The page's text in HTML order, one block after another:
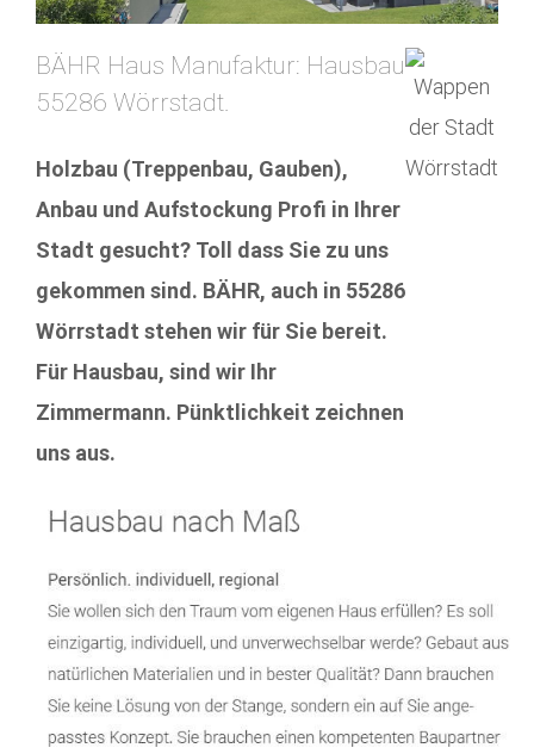
BÄHR Haus Manufaktur: Hausbau
55286 Wörrstadt.
Holzbau (Treppenbau, Gauben),
Anbau und Aufstockung Profi in Ihrer
Stadt gesucht? Toll dass Sie zu uns
gekommen sind. BÄHR, auch in 55286
Wörrstadt stehen wir für Sie bereit.
Für Hausbau, sind wir Ihr
Zimmermann. Pünktlichkeit zeichnen
uns aus.